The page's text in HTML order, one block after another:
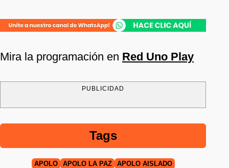
Mira la programación en Red Uno Play
PUBLICIDAD
Tags
APOLO APOLO LA PAZ
APOLO AISLADO